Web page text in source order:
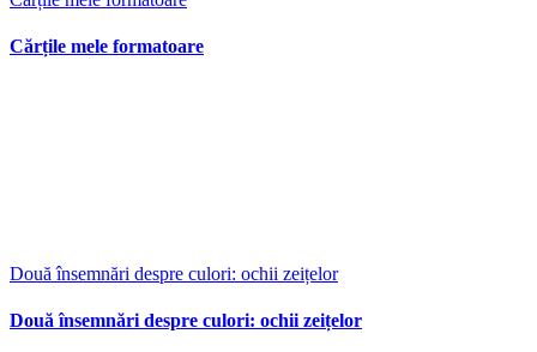
Cărțile mele formatoare
Două însemnări despre culori: ochii zeițelor
Două însemnări despre culori: ochii zeițelor